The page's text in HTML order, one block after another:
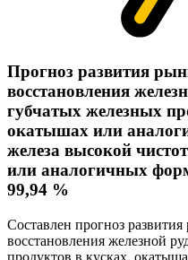
Прогноз развития
восстановления
губчатых железных
окатышах или
железа высокой
или аналогичных
99,94 %
Составлен прогноз
восстановления железной
продуктов в кусках,